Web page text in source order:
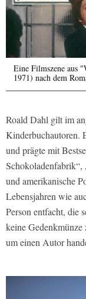
Eine Filmszene aus
1971) nach dem
Roald Dahl gilt im
Kinderbuchautoren.
und prägte mit
Schokoladenfabrik“,
und amerikanische
Lebensjahren wie
Person entfacht, die
keine Gedenkmünze
um einen Autor